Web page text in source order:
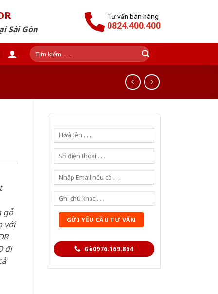
Sài Gòn
Tư vấn bán hàng
0824.400.400
Tìm
kiếm:
Gọi 0976.169.864
gỗ
với
đi